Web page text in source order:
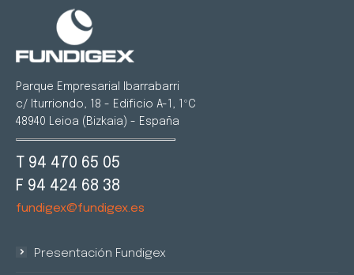
Parque Empresarial Ibarrabarri
c/ Iturriondo, 18 - Edificio A-1, 1ºC
48940 Leioa (Bizkaia) - España
T 94 470 65 05
F 94 424 68 38
fundigex@fundigex.es
Presentación Fundigex